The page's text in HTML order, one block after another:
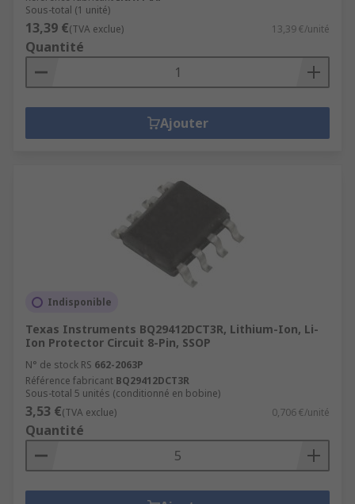
Sous-total (1 unité)
13,39 €(TVA exclue) 13,39 €/unité
Quantité
Ajouter
Indisponible
Texas Instruments BQ29412DCT3R, Lithium-Ion, Li-
Ion Protector Circuit 8-Pin, SSOP
N° de stock RS 662-2063P
Référence fabricant BQ29412DCT3R
Sous-total 5 unités (conditionné en bobine)
3,53 €(TVA exclue) 0,706 €/unité
Quantité